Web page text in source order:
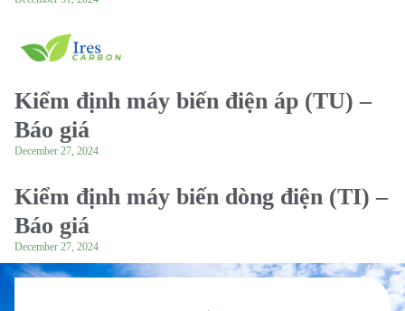
Kiểm định máy biến điện áp (TU) –
Báo giá
December 27, 2024
Kiểm định máy biến dòng điện (TI) –
Báo giá
December 27, 2024